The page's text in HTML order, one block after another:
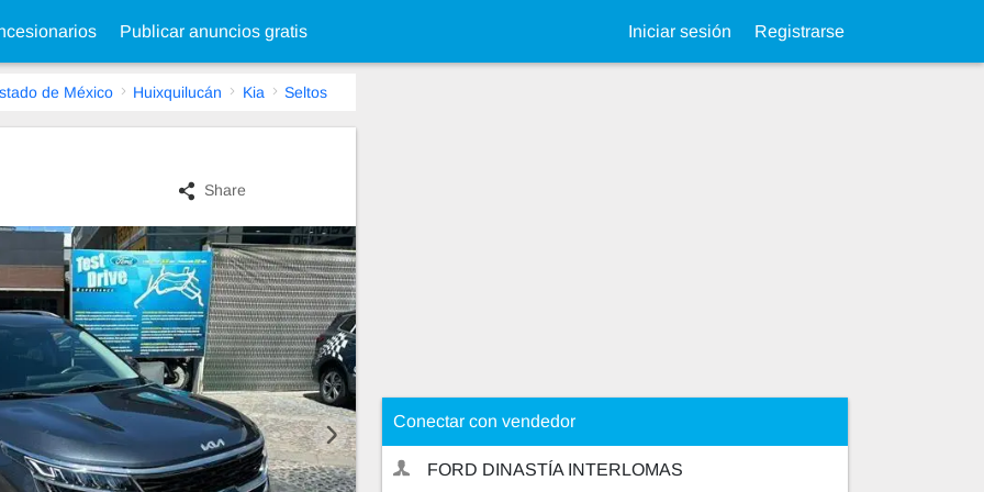
Publicar anuncios gratis Iniciar sesión Registrarse
de México Huixquilucán Kia Seltos
Share
Conectar con vendedor
FORD DINASTÍA INTERLOMAS